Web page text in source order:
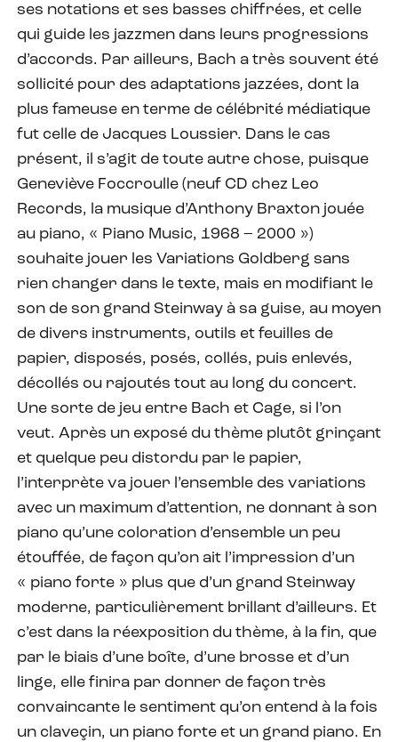
ses notations et ses basses chiffrées, et celle
qui guide les jazzmen dans leurs progressions
d’accords. Par ailleurs, Bach a très souvent été
sollicité pour des adaptations jazzées, dont la
plus fameuse en terme de célébrité médiatique
fut celle de Jacques Loussier. Dans le cas
présent, il s’agit de toute autre chose, puisque
Geneviève Foccroulle (neuf CD chez Leo
Records, la musique d’Anthony Braxton jouée
au piano, « Piano Music, 1968 – 2000 »)
souhaite jouer les Variations Goldberg sans
rien changer dans le texte, mais en modifiant le
son de son grand Steinway à sa guise, au moyen
de divers instruments, outils et feuilles de
papier, disposés, posés, collés, puis enlevés,
décollés ou rajoutés tout au long du concert.
Une sorte de jeu entre Bach et Cage, si l’on
veut. Après un exposé du thème plutôt grinçant
et quelque peu distordu par le papier,
l’interprète va jouer l’ensemble des variations
avec un maximum d’attention, ne donnant à son
piano qu’une coloration d’ensemble un peu
étouffée, de façon qu’on ait l’impression d’un
« piano forte » plus que d’un grand Steinway
moderne, particulièrement brillant d’ailleurs. Et
c’est dans la réexposition du thème, à la fin, que
par le biais d’une boîte, d’une brosse et d’un
linge, elle finira par donner de façon très
convaincante le sentiment qu’on entend à la fois
un claveçin, un piano forte et un grand piano. En